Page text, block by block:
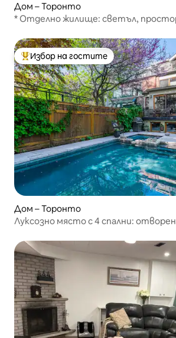
Дом – Торонто
* Отделно жилище: светъл,
Най-популярен избор на гостите
Избор на гостите
Дом – Торонто
Луксозно място с 4 спални: